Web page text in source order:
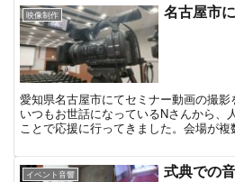
映像制作 名古屋市
愛知県名古屋市にてセミナー動画の撮影
いつもお世話になっているNさんから、
ことで応援に行ってきました。会場が
イベント音響 式典での